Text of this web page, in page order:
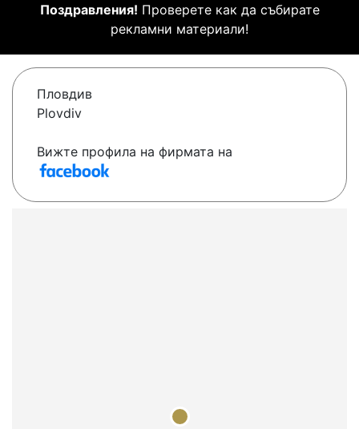
Поздравления! Проверете как да събирате
рекламни материали!
Пловдив
Plovdiv
Вижте профила на фирмата на